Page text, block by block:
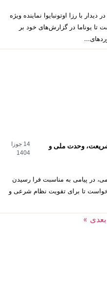
با رزا اوتونبایوا نماینده ویژه
تا یوناما در گزارش‌های خود بر
شریعت، وحدت ملی و
14 جوزا
1404
در پیامی به مناسبت فرا رسیدن
تا برای تقویت نظام شرعی و
بعدی »